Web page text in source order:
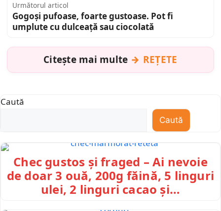
Următorul articol
Gogoși pufoase, foarte gustoase. Pot fi
umplute cu dulceață sau ciocolată
Citește mai multe REȚETE
Caută
Caută
Chec gustos și fraged – Ai nevoie
de doar 3 ouă, 200g făină, 5 linguri
ulei, 2 linguri cacao și…